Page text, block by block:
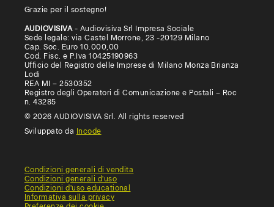
Grazie per il sostegno!
AUDIOVISIVA- Audiovisiva Srl Impresa Sociale
Sede legale: via Castel Morrone, 23 -20129 Milano
Cap. Soc. Euro 10.000,00
Cod. Fisc. e P.Iva 10425190963
Ufficio del Registro delle Imprese di Milano Monza Brianza
Lodi
REA MI – 2530352
Registro degli Operatori di Comunicazione e Postali – Roc
n. 43285
© 2026 AUDIOVISIVA Srl. All rights reserved
Sviluppato da Incode
Condizioni generali di vendita
Condizioni generali d'uso
Condizioni d'uso educational
Informativa sulla privacy